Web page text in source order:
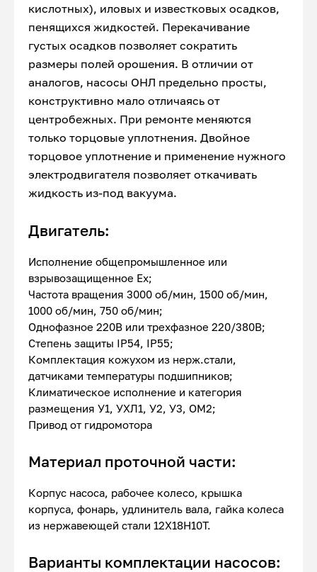
кислотных), иловых и известковых осадков,
пенящихся жидкостей. Перекачивание
густых осадков позволяет сократить
размеры полей орошения. В отличии от
аналогов, насосы ОНЛ предельно просты,
конструктивно мало отличаясь от
центробежных. При ремонте меняются
только торцовые уплотнения. Двойное
торцовое уплотнение и применение нужного
электродвигателя позволяет откачивать
жидкость из-под вакуума.
Двигатель:
Исполнение общепромышленное или
взрывозащищенное Ex;
Частота вращения 3000 об/мин, 1500 об/мин,
1000 об/мин, 750 об/мин;
Однофазное 220В или трехфазное 220/380В;
Степень защиты IP54, IP55;
Комплектация кожухом из нерж.стали,
датчиками температуры подшипников;
Климатическое исполнение и категория
размещения У1, УХЛ1, У2, У3, ОМ2;
Привод от гидромотора
Материал проточной части:
Корпус насоса, рабочее колесо, крышка
корпуса, фонарь, удлинитель вала, гайка колеса
из нержавеющей стали 12Х18Н10Т.
Варианты комплектации насосов: